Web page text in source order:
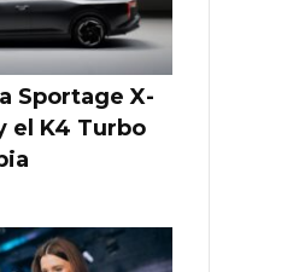
Sportage X-
el K4 Turbo